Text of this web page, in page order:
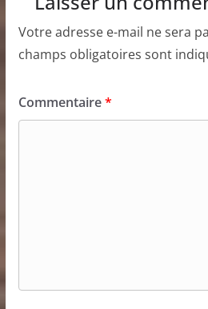
Votre adresse e-mail ne sera
champs obligatoires sont
Commentaire*